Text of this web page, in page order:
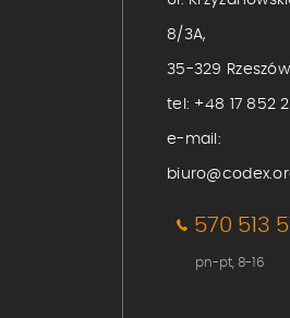
8/3A,
35-329 Rzeszów
tel: +48 17 852
e-mail:
570 513
pn-pt, 8-16